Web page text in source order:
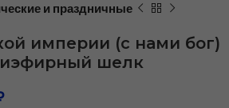
и праздничные
империи (с нами бог)
шелк